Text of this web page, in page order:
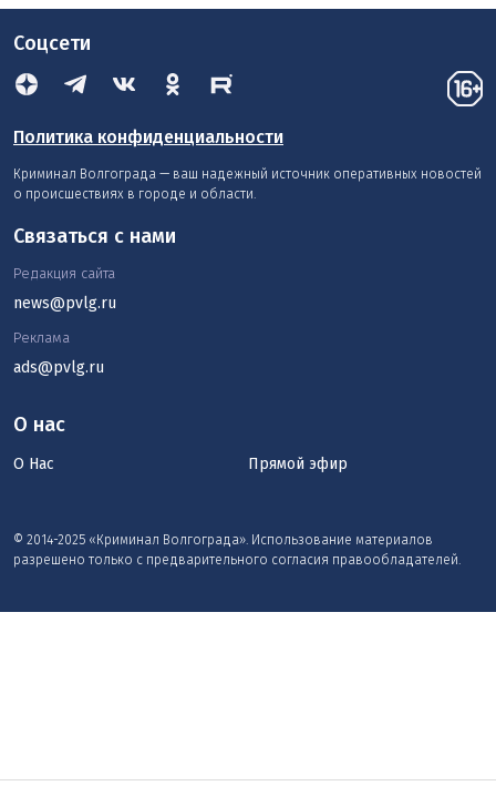
Соцсети
Политика конфиденциальности
Криминал Волгограда — ваш надежный источник оперативных новостей
о происшествиях в городе и области.
О нас
О Нас Прямой эфир
© 2014-2025 «Криминал Волгограда». Использование материалов
разрешено только с предварительного согласия правообладателей.
Связаться с нами
Редакция сайта
news@pvlg.ru
Реклама
ads@pvlg.ru